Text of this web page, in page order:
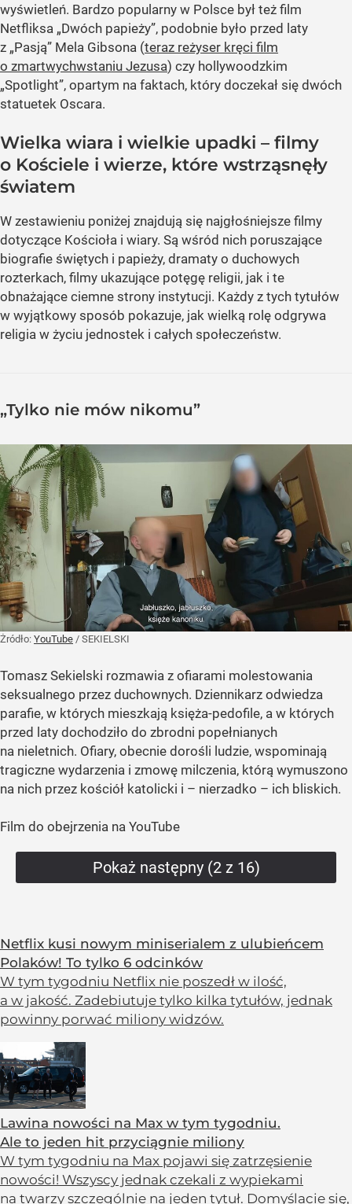
wyświetleń. Bardzo popularny w Polsce był też film
Netfliksa „Dwóch papieży”, podobnie było przed laty
z „Pasją” Mela Gibsona (teraz reżyser kręci film
o zmartwychwstaniu Jezusa) czy hollywoodzkim
„Spotlight”, opartym na faktach, który doczekał się dwóch
statuetek Oscara.
Wielka wiara i wielkie upadki – filmy
o Kościele i wierze, które wstrząsnęły
światem
W zestawieniu poniżej znajdują się najgłośniejsze filmy
dotyczące Kościoła i wiary. Są wśród nich poruszające
biografie świętych i papieży, dramaty o duchowych
rozterkach, filmy ukazujące potęgę religii, jak i te
obnażające ciemne strony instytucji. Każdy z tych tytułów
w wyjątkowy sposób pokazuje, jak wielką rolę odgrywa
religia w życiu jednostek i całych społeczeństw.
„Tylko nie mów nikomu”
Żródło: YouTube / SEKIELSKI
Tomasz Sekielski rozmawia z ofiarami molestowania
seksualnego przez duchownych. Dziennikarz odwiedza
parafie, w których mieszkają księża-pedofile, a w których
przed laty dochodziło do zbrodni popełnianych
na nieletnich. Ofiary, obecnie dorośli ludzie, wspominają
tragiczne wydarzenia i zmowę milczenia, którą wymuszono
na nich przez kościół katolicki i – nierzadko – ich bliskich.
Film do obejrzenia na YouTube
Pokaż następny (2 z 16)
Netflix kusi nowym miniserialem z ulubieńcem
Polaków! To tylko 6 odcinków
W tym tygodniu Netflix nie poszedł w ilość,
a w jakość. Zadebiutuje tylko kilka tytułów, jednak
powinny porwać miliony widzów.
Lawina nowości na Max w tym tygodniu.
Ale to jeden hit przyciągnie miliony
W tym tygodniu na Max pojawi się zatrzęsienie
nowości! Wszyscy jednak czekali z wypiekami
na twarzy szczególnie na jeden tytuł. Domyślacie się,